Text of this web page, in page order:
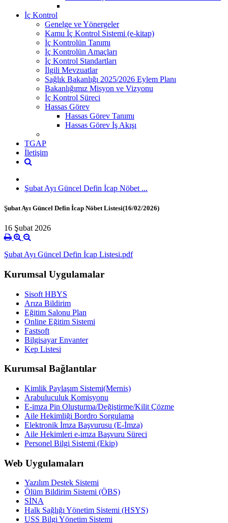
İç Kontrol
Genelge ve Yönergeler
Kamu İç Kontrol Sistemi (e-kitap)
İç Kontrolün Tanımı
İç Kontrolün Amaçları
İç Kontrol Standartları
İlgili Mevzuatlar
Sağlık Bakanlığı 2025/2026 Eylem Planı
Bakanlığımız Misyon ve Vizyonu
İç Kontrol Süreci
Hassas Görev
Hassas Görev Tanımı
Hassas Görev İş Akışı
TGAP
İletişim
Şubat Ayı Güncel Defin İcap Nöbet ...
Şubat Ayı Güncel Defin İcap Nöbet Listesi(16/02/2026)
16 Şubat 2026
Şubat Ayı Güncel Defin İcap Listesi.pdf
Kurumsal Uygulamalar
Sisoft HBYS
Arıza Bildirim
Eğitim Salonu Plan
Online Eğitim Sistemi
Fastsoft
Bilgisayar Envanter
Kep Listesi
Kurumsal Bağlantılar
Kimlik Paylaşım Sistemi(Mernis)
Arabuluculuk Komisyonu
E-imza Pin Oluşturma/Değiştirme/Kilit Çözme
Aile Hekimliği Bordro Sorgulama
Elektronik İmza Başvurusu (E-İmza)
Aile Hekimleri e-imza Başvuru Süreci
Personel Bilgi Sistemi (Ekip)
Web Uygulamaları
Yazılım Destek Sistemi
Ölüm Bildirim Sistemi (ÖBS)
SİNA
Halk Sağlığı Yönetim Sistemi (HSYS)
USS Bilgi Yönetim Sistemi